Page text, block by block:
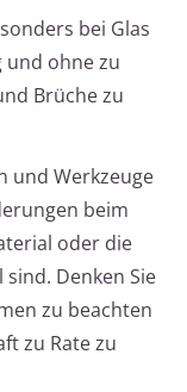
bei Glas
und ohne zu
Brüche zu
und Werkzeuge
beim
oder die
Denken Sie
zu beachten
zu Rate zu